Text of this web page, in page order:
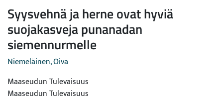
Syysvehnä ja herne ovat hyviä
suojakasveja punanadan
siemennurmelle
Niemeläinen, Oiva
Maaseudun Tulevaisuus
Maaseudun Tulevaisuus